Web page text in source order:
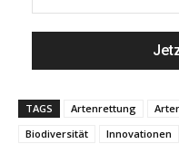
TAGS Artenrettung
Biodiversität
Innovationen